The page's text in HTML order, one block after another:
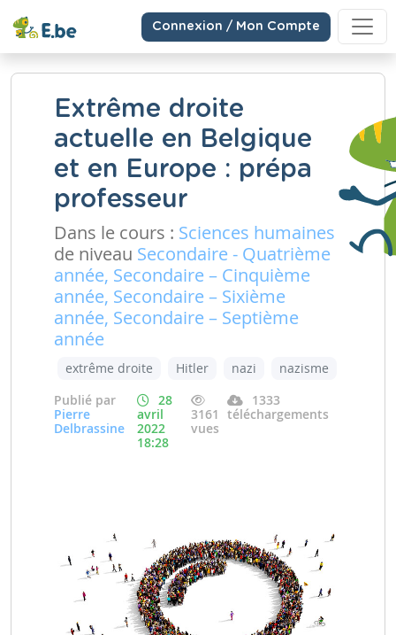
Connexion / Mon Compte
Extrême droite
actuelle en Belgique
et en Europe : prépa
professeur
Dans le cours : Sciences humaines
de niveau Secondaire - Quatrième
année, Secondaire – Cinquième
année, Secondaire – Sixième
année, Secondaire – Septième
année
extrême droite Hitler nazi
nazisme
Publié par
Pierre
Delbrassine
28
avril
2022
18:28
3161
vues
1333
téléchargements